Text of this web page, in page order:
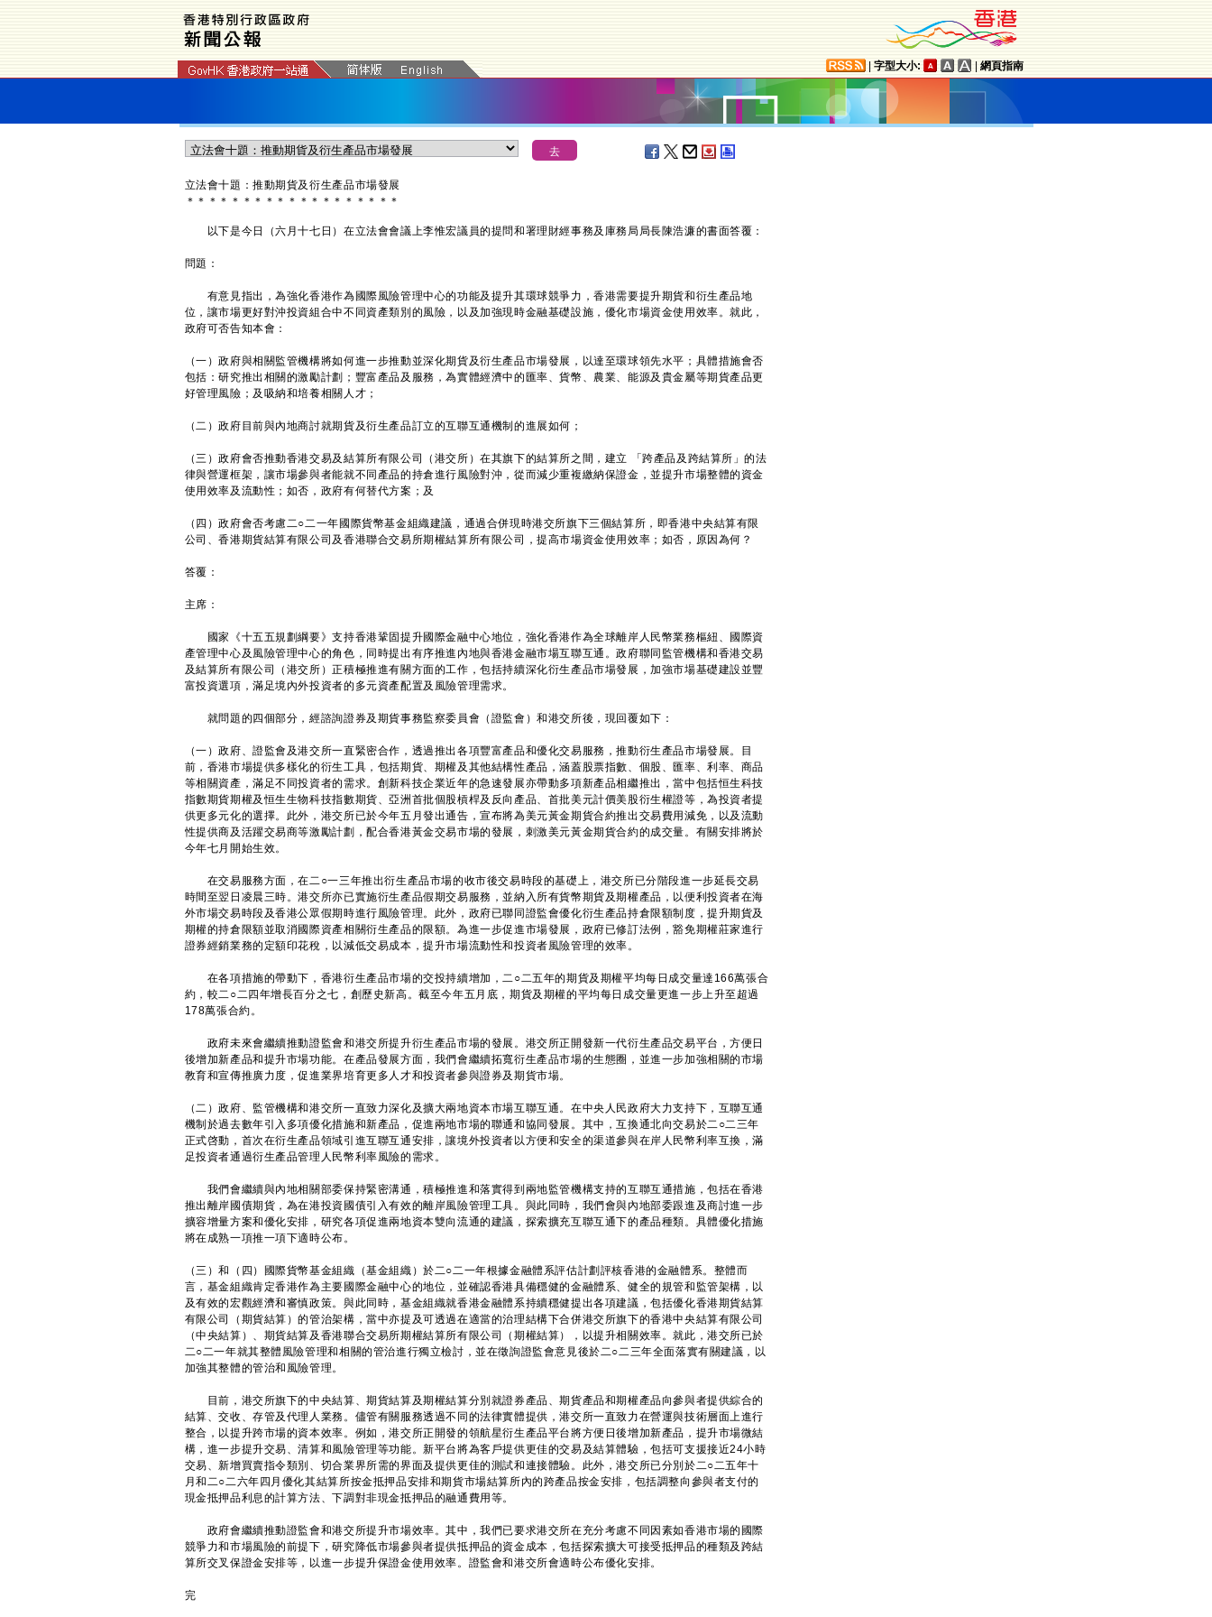
字型大小: 網頁指南
立法會十題：推動期貨及衍生產品市場發展
＊ ＊ ＊ ＊ ＊ ＊ ＊ ＊ ＊ ＊ ＊ ＊ ＊ ＊ ＊ ＊ ＊ ＊ ＊
以下是今日（六月十七日）在立法會會議上李惟宏議員的提問和署理財經事務及庫務局局長陳浩濂的書面答覆：
問題：
有意見指出，為強化香港作為國際風險管理中心的功能及提升其環球競爭力，香港需要提升期貨和衍生產品地
位，讓市場更好對沖投資組合中不同資產類別的風險，以及加強現時金融基礎設施，優化市場資金使用效率。就此，
政府可否告知本會：
（一）政府與相關監管機構將如何進一步推動並深化期貨及衍生產品市場發展，以達至環球領先水平；具體措施會否
包括：研究推出相關的激勵計劃；豐富產品及服務，為實體經濟中的匯率、貨幣、農業、能源及貴金屬等期貨產品更
好管理風險；及吸納和培養相關人才；
（二）政府目前與內地商討就期貨及衍生產品訂立的互聯互通機制的進展如何；
（三）政府會否推動香港交易及結算所有限公司（港交所）在其旗下的結算所之間，建立 「跨產品及跨結算所」的法
律與營運框架，讓市場參與者能就不同產品的持倉進行風險對沖，從而減少重複繳納保證金，並提升市場整體的資金
使用效率及流動性；如否，政府有何替代方案；及
（四）政府會否考慮二○二一年國際貨幣基金組織建議，通過合併現時港交所旗下三個結算所，即香港中央結算有限
公司、香港期貨結算有限公司及香港聯合交易所期權結算所有限公司，提高市場資金使用效率；如否，原因為何？
答覆：
主席：
國家《十五五規劃綱要》支持香港鞏固提升國際金融中心地位，強化香港作為全球離岸人民幣業務樞紐、國際資
產管理中心及風險管理中心的角色，同時提出有序推進內地與香港金融市場互聯互通。政府聯同監管機構和香港交易
及結算所有限公司（港交所）正積極推進有關方面的工作，包括持續深化衍生產品市場發展，加強市場基礎建設並豐
富投資選項，滿足境內外投資者的多元資產配置及風險管理需求。
就問題的四個部分，經諮詢證券及期貨事務監察委員會（證監會）和港交所後，現回覆如下：
（一）政府、證監會及港交所一直緊密合作，透過推出各項豐富產品和優化交易服務，推動衍生產品市場發展。目
前，香港市場提供多樣化的衍生工具，包括期貨、期權及其他結構性產品，涵蓋股票指數、個股、匯率、利率、商品
等相關資產，滿足不同投資者的需求。創新科技企業近年的急速發展亦帶動多項新產品相繼推出，當中包括恒生科技
指數期貨期權及恒生生物科技指數期貨、亞洲首批個股槓桿及反向產品、首批美元計價美股衍生權證等，為投資者提
供更多元化的選擇。此外，港交所已於今年五月發出通告，宣布將為美元黃金期貨合約推出交易費用減免，以及流動
性提供商及活躍交易商等激勵計劃，配合香港黃金交易市場的發展，刺激美元黃金期貨合約的成交量。有關安排將於
今年七月開始生效。
在交易服務方面，在二○一三年推出衍生產品市場的收市後交易時段的基礎上，港交所已分階段進一步延長交易
時間至翌日凌晨三時。港交所亦已實施衍生產品假期交易服務，並納入所有貨幣期貨及期權產品，以便利投資者在海
外市場交易時段及香港公眾假期時進行風險管理。此外，政府已聯同證監會優化衍生產品持倉限額制度，提升期貨及
期權的持倉限額並取消國際資產相關衍生產品的限額。為進一步促進市場發展，政府已修訂法例，豁免期權莊家進行
證券經銷業務的定額印花稅，以減低交易成本，提升市場流動性和投資者風險管理的效率。
在各項措施的帶動下，香港衍生產品市場的交投持續增加，二○二五年的期貨及期權平均每日成交量達166萬張合
約，較二○二四年增長百分之七，創歷史新高。截至今年五月底，期貨及期權的平均每日成交量更進一步上升至超過
178萬張合約。
政府未來會繼續推動證監會和港交所提升衍生產品市場的發展。港交所正開發新一代衍生產品交易平台，方便日
後增加新產品和提升市場功能。在產品發展方面，我們會繼續拓寬衍生產品市場的生態圈，並進一步加強相關的市場
教育和宣傳推廣力度，促進業界培育更多人才和投資者參與證券及期貨市場。
（二）政府、監管機構和港交所一直致力深化及擴大兩地資本市場互聯互通。在中央人民政府大力支持下，互聯互通
機制於過去數年引入多項優化措施和新產品，促進兩地市場的聯通和協同發展。其中，互換通北向交易於二○二三年
正式啓動，首次在衍生產品領域引進互聯互通安排，讓境外投資者以方便和安全的渠道參與在岸人民幣利率互換，滿
足投資者通過衍生產品管理人民幣利率風險的需求。
我們會繼續與內地相關部委保持緊密溝通，積極推進和落實得到兩地監管機構支持的互聯互通措施，包括在香港
推出離岸國債期貨，為在港投資國債引入有效的離岸風險管理工具。與此同時，我們會與內地部委跟進及商討進一步
擴容增量方案和優化安排，研究各項促進兩地資本雙向流通的建議，探索擴充互聯互通下的產品種類。具體優化措施
將在成熟一項推一項下適時公布。
（三）和（四）國際貨幣基金組織（基金組織）於二○二一年根據金融體系評估計劃評核香港的金融體系。整體而
言，基金組織肯定香港作為主要國際金融中心的地位，並確認香港具備穩健的金融體系、健全的規管和監管架構，以
及有效的宏觀經濟和審慎政策。與此同時，基金組織就香港金融體系持續穩健提出各項建議，包括優化香港期貨結算
有限公司（期貨結算）的管治架構，當中亦提及可透過在適當的治理結構下合併港交所旗下的香港中央結算有限公司
（中央結算）、期貨結算及香港聯合交易所期權結算所有限公司（期權結算），以提升相關效率。就此，港交所已於
二○二一年就其整體風險管理和相關的管治進行獨立檢討，並在徵詢證監會意見後於二○二三年全面落實有關建議，以
加強其整體的管治和風險管理。
目前，港交所旗下的中央結算、期貨結算及期權結算分別就證券產品、期貨產品和期權產品向參與者提供綜合的
結算、交收、存管及代理人業務。儘管有關服務透過不同的法律實體提供，港交所一直致力在營運與技術層面上進行
整合，以提升跨市場的資本效率。例如，港交所正開發的領航星衍生產品平台將方便日後增加新產品，提升市場微結
構，進一步提升交易、清算和風險管理等功能。新平台將為客戶提供更佳的交易及結算體驗，包括可支援接近24小時
交易、新增買賣指令類別、切合業界所需的界面及提供更佳的測試和連接體驗。此外，港交所已分別於二○二五年十
月和二○二六年四月優化其結算所按金抵押品安排和期貨市場結算所內的跨產品按金安排，包括調整向參與者支付的
現金抵押品利息的計算方法、下調對非現金抵押品的融通費用等。
政府會繼續推動證監會和港交所提升市場效率。其中，我們已要求港交所在充分考慮不同因素如香港市場的國際
競爭力和市場風險的前提下，研究降低市場參與者提供抵押品的資金成本，包括探索擴大可接受抵押品的種類及跨結
算所交叉保證金安排等，以進一步提升保證金使用效率。證監會和港交所會適時公布優化安排。
完